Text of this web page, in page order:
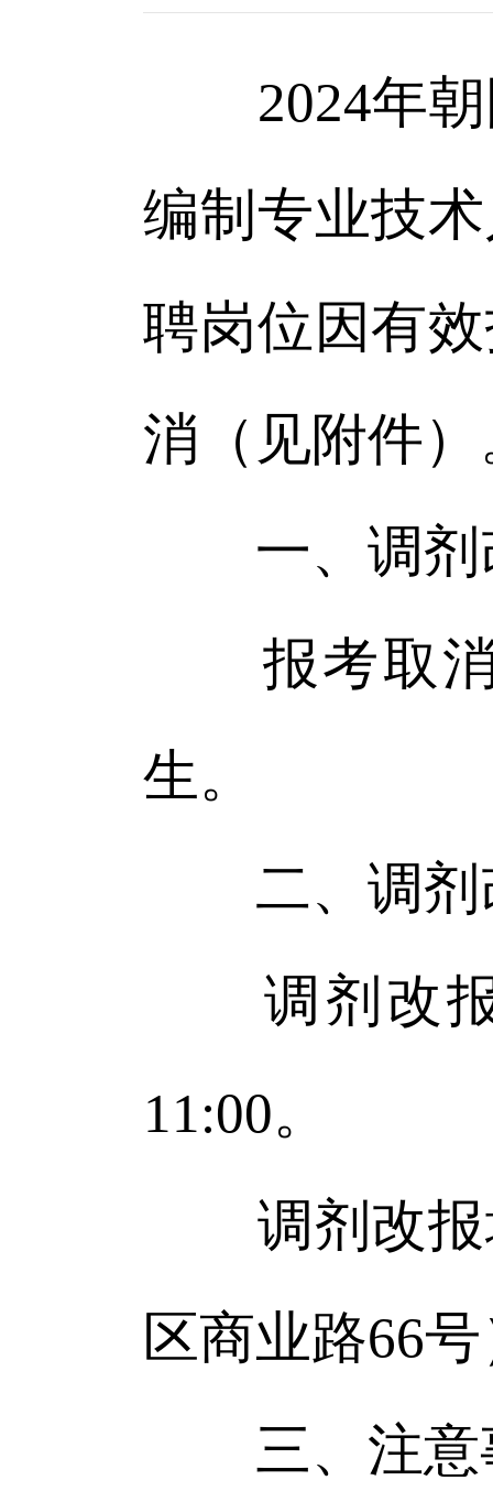
2024年朝
编制专业技
聘岗位因有
消（见附件
一、调
报考取消
生。
二、调
调剂改报
11:00。
调剂改报
区商业路66
三、注